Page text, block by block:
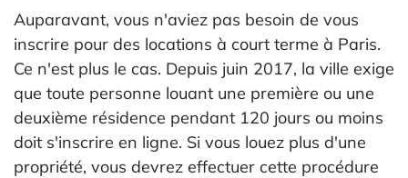
Auparavant, vous n'aviez pas besoin de vous
inscrire pour des locations à court terme à Paris.
Ce n'est plus le cas. Depuis juin 2017, la ville exige
que toute personne louant une première ou une
deuxième résidence pendant 120 jours ou moins
doit s'inscrire en ligne. Si vous louez plus d'une
propriété, vous devrez effectuer cette procédure